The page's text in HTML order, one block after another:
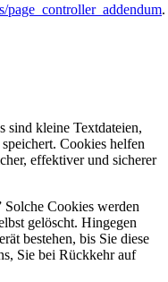
page_controller_addendum.
sind kleine Textdateien,
Cookies helfen
effektiver und sicherer
Solche Cookies werden
gelöscht. Hingegen
bestehen, bis Sie diese
Sie bei Rückkehr auf